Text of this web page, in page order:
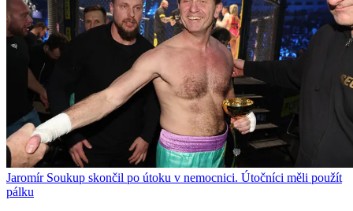
Jaromír Soukup skončil po útoku v nemocnici. Útočníci měli použít
pálku